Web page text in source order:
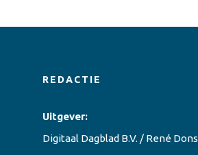
REDACTIE
Uitgever:
Digitaal Dagblad B.V. / René Dons